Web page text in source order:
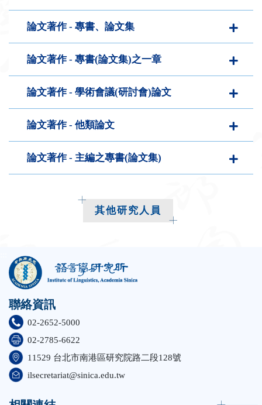
論文著作 - 專書、論文集
論文著作 - 專書(論文集)之一章
論文著作 - 學術會議(研討會)論文
論文著作 - 他類論文
論文著作 - 主編之專書(論文集)
其他研究人員
聯絡資訊
02-2652-5000
02-2785-6622
11529 台北市南港區研究院路二段128號
ilsecretariat@sinica.edu.tw